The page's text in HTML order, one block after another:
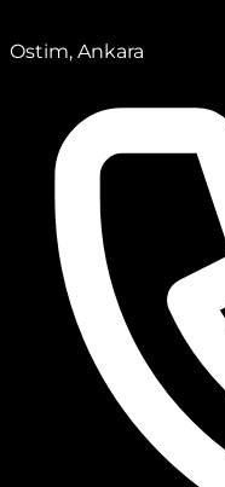
Ostim, Ankara